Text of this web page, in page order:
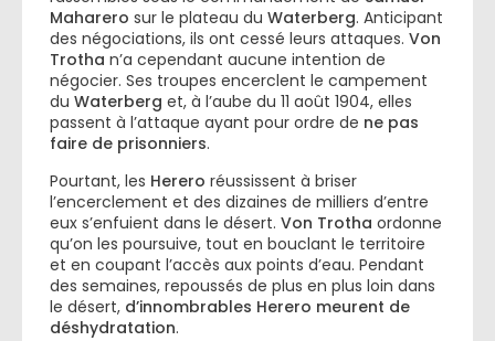
Maharero sur le plateau du Waterberg. Anticipant
des négociations, ils ont cessé leurs attaques. Von
Trotha n’a cependant aucune intention de
négocier. Ses troupes encerclent le campement
du Waterberg et, à l’aube du 11 août 1904, elles
passent à l’attaque ayant pour ordre de ne pas
faire de prisonniers.
Pourtant, les Herero réussissent à briser
l’encerclement et des dizaines de milliers d’entre
eux s’enfuient dans le désert. Von Trotha ordonne
qu’on les poursuive, tout en bouclant le territoire
et en coupant l’accès aux points d’eau. Pendant
des semaines, repoussés de plus en plus loin dans
le désert, d’innombrables Herero meurent de
déshydratation.